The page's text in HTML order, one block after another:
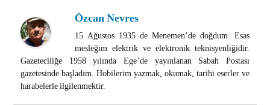
Özcan Nevres
15 Ağustos 1935 de Menemen’de doğdum. Esas
mesleğim elektrik ve elektronik teknisyenliğidir.
Gazeteciliğe 1958 yılında Ege’de yayınlanan Sabah Postası
gazetesinde başladım. Hobilerim yazmak, okumak, tarihi eserler ve
harabelerle ilgilenmektir.